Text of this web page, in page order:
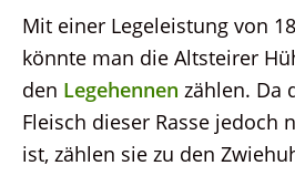
Mit einer Legeleistung von
könnte man die Altsteirer
den Legehennen zählen. Da
Fleisch dieser Rasse jedoch
ist, zählen sie zu den